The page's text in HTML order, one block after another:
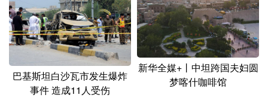
巴基斯坦白沙瓦市发生爆炸
事件 造成11人受伤
新华全媒+丨中坦跨国夫妇圆
梦喀什咖啡馆